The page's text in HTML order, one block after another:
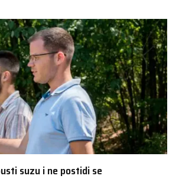
suzu i ne postidi se